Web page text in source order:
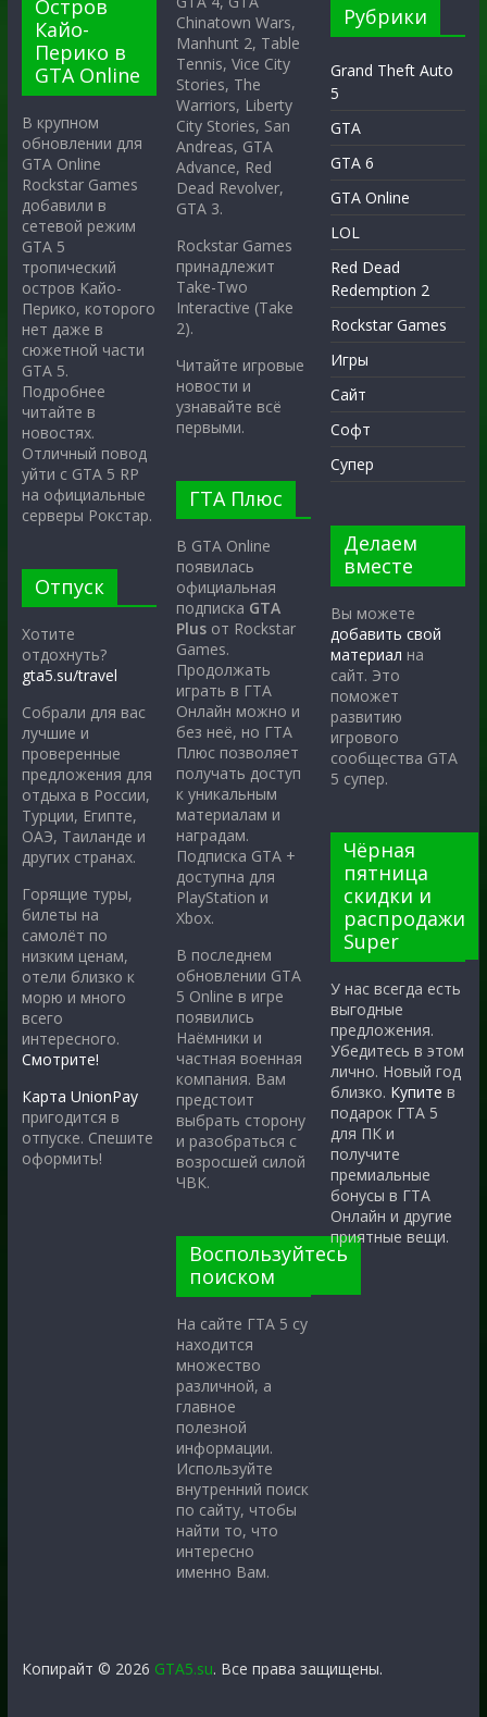
Остров
Кайо-
Перико в
GTA Online
В крупном
обновлении для
GTA Online
Rockstar Games
добавили в
сетевой режим
GTA 5
тропический
остров Кайо-
Перико, которого
нет даже в
сюжетной части
GTA 5.
Подробнее
читайте в
новостях.
Отличный повод
уйти с GTA 5 RP
на официальные
серверы Рокстар.
Отпуск
Хотите
отдохнуть?
gta5.su/travel
Собрали для вас
лучшие и
проверенные
предложения для
отдыха в России,
Турции, Египте,
ОАЭ, Таиланде и
других странах.
Горящие туры,
билеты на
самолёт по
низким ценам,
отели близко к
морю и много
всего
интересного.
Смотрите!
Карта UnionPay
пригодится в
отпуске. Спешите
оформить!
Chinatown Wars,
Manhunt 2, Table
Tennis, Vice City
Stories, The
Warriors, Liberty
City Stories, San
Andreas, GTA
Advance, Red
Dead Revolver,
GTA 3.
Rockstar Games
принадлежит
Take-Two
Interactive (Take
2).
Читайте игровые
новости и
узнавайте всё
первыми.
ГТА Плюс
В GTA Online
появилась
официальная
подписка GTA
Plus от Rockstar
Games.
Продолжать
играть в ГТА
Онлайн можно и
без неё, но ГТА
Плюс позволяет
получать доступ
к уникальным
материалам и
наградам.
Подписка GTA +
доступна для
PlayStation и
Xbox.
В последнем
обновлении GTA
5 Online в игре
появились
Наёмники и
частная военная
компания. Вам
предстоит
выбрать сторону
и разобраться с
возросшей силой
ЧВК.
Воспользуйтесь
поиском
На сайте ГТА 5 су
находится
множество
различной, а
главное
полезной
информации.
Используйте
внутренний поиск
по сайту, чтобы
найти то, что
интересно
именно Вам.
Рубрики
Grand Theft Auto
5
GTA
GTA 6
GTA Online
LOL
Red Dead
Redemption 2
Rockstar Games
Игры
Сайт
Софт
Супер
Делаем
вместе
Вы можете
добавить свой
материал на
сайт. Это
поможет
развитию
игрового
сообщества GTA
5 супер.
Чёрная
пятница
скидки и
распродажи
Super
У нас всегда есть
выгодные
предложения.
Убедитесь в этом
лично. Новый год
близко. Купите в
подарок ГТА 5
для ПК и
получите
премиальные
бонусы в ГТА
Онлайн и другие
приятные вещи.
Копирайт © 2026 GTA5.su. Все права защищены.